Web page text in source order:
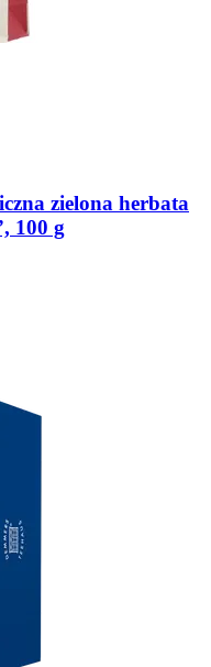
zielona herbata
100 g